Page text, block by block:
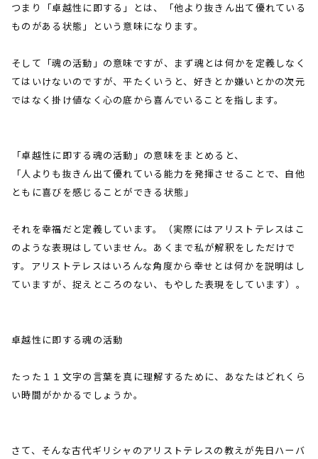
つまり「卓越性に即する」とは、「他より抜きん出て優れている
ものがある状態」という意味になります。
そして「魂の活動」の意味ですが、まず魂とは何かを定義しなく
てはいけないのですが、平たくいうと、好きとか嫌いとかの次元
ではなく掛け値なく心の底から喜んでいることを指します。
「卓越性に即する魂の活動」の意味をまとめると、
「人よりも抜きん出て優れている能力を発揮させることで、自他
ともに喜びを感じることができる状態」
それを幸福だと定義しています。（実際にはアリストテレスはこ
のような表現はしていません。あくまで私が解釈をしただけで
す。アリストテレスはいろんな角度から幸せとは何かを説明はし
ていますが、捉えところのない、もやした表現をしています）。
卓越性に即する魂の活動
たった１１文字の言葉を真に理解するために、あなたはどれくら
い時間がかかるでしょうか。
さて、そんな古代ギリシャのアリストテレスの教えが先日ハーバ